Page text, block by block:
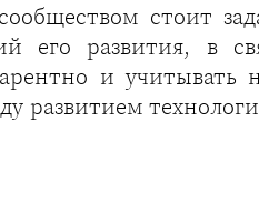
стоит
его развития, в
и
развитием